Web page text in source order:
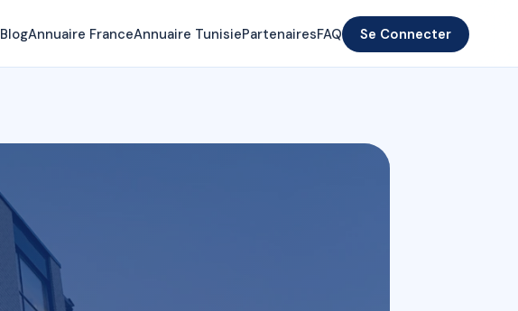
BlogAnnuaire FranceAnnuaire TunisiePartenairesFAQ Se Connecter